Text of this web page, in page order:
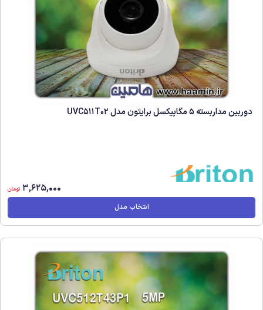
دوربین مداربسته 5 مگاپیکسل برایتون مدل UVC511T02
3,625,000 تومان
انتخاب مدل